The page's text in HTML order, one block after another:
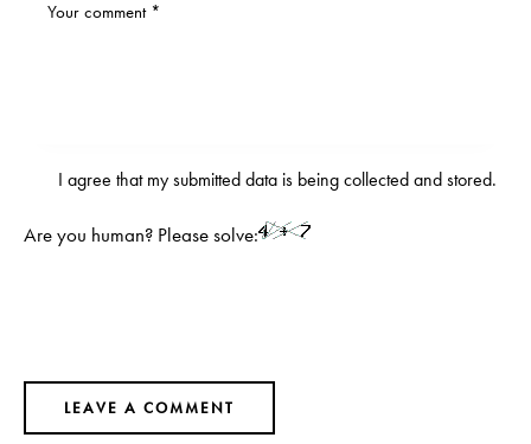
I agree that my submitted data is beingcollected and stored.
Are you human? Please solve: